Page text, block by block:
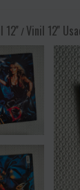
12'' /Vinil 12''